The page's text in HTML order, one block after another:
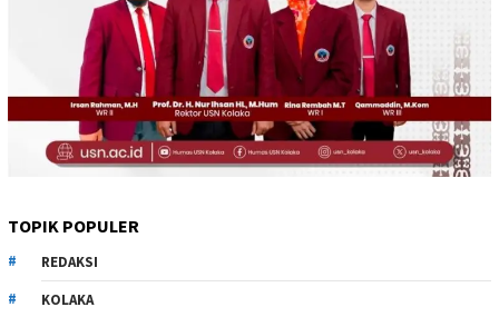
TOPIK POPULER
REDAKSI
KOLAKA